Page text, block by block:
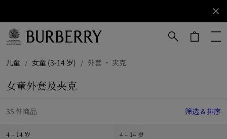
订阅获取
Burberry
品牌资
儿童 / 女童 (3-14 岁) / 外套 · 夹克
女童外套及夹克
35 件商品 筛选 & 排序
4 – 14 岁 4 – 14 岁